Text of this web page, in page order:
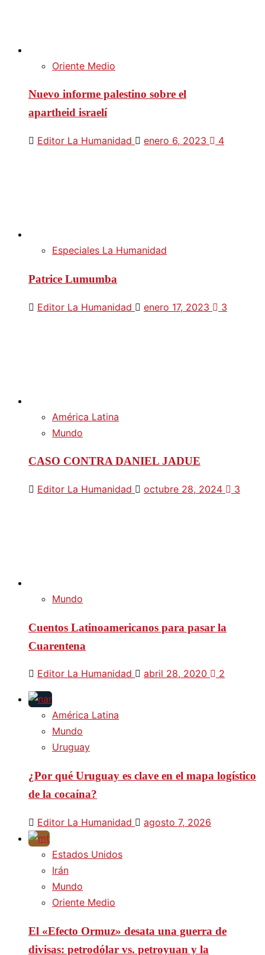
Oriente Medio
Nuevo informe palestino sobre el
apartheid israelí
Editor La Humanidad enero 6, 2023 4
Especiales La Humanidad
Patrice Lumumba
Editor La Humanidad enero 17, 2023 3
América Latina
Mundo
CASO CONTRA DANIEL JADUE
Editor La Humanidad octubre 28, 2024 3
Mundo
Cuentos Latinoamericanos para pasar la
Cuarentena
Editor La Humanidad abril 28, 2020 2
América Latina
Mundo
Uruguay
¿Por qué Uruguay es clave en el mapa logístico
de la cocaína?
Editor La Humanidad agosto 7, 2026
Estados Unidos
Irán
Mundo
Oriente Medio
El «Efecto Ormuz» desata una guerra de
divisas: petrodólar vs. petroyuan y la